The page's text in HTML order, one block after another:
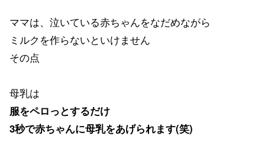
ママは、泣いている赤ちゃんをなだめながら
ミルクを作らないといけません
その点
母乳は
服をペロっとするだけ
3秒で赤ちゃんに母乳をあげられます(笑)